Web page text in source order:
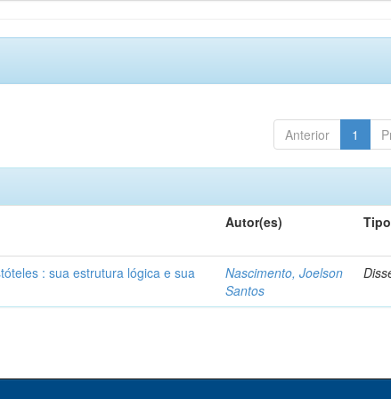
Anterior 1
Autor(es) Tipo
: sua estrutura lógica e sua
Nascimento, Joelson
Santos